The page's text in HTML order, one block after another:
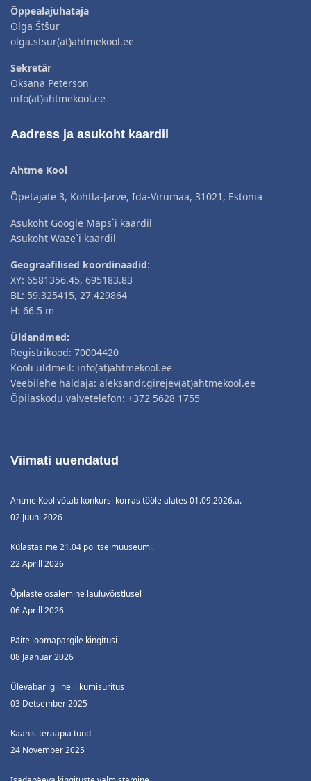
Õppealajuhataja
Olga Štšur
olga.stsur(at)ahtmekool.ee
Sekretär
Oksana Peterson
info(at)ahtmekool.ee
Aadress ja asukoht kaardil
Ahtme Kool
Õpetajate 3, Kohtla-Järve, Ida-Virumaa, 31021, Estonia
Asukoht Google Maps`i kaardil
Asukoht Waze`i kaardil
Geograafilised koordinaadid:
XY: 6581356.45, 695183.83
BL: 59.325415, 27.429864
H: 66.5 m
Üldandmed:
Registrikood: 70004420
Kooli üldmeil: info(at)ahtmekool.ee
Veebilehe haldaja: aleksandr.girejev(at)ahtmekool.ee
Õpilaskodu valvetelefon: +372 5628 1755
Viimati uuendatud
Ahtme Kool võtab konkursi korras tööle alates 01.09.2026.a.
02 Juuni 2026
Külastasime 21.04 politseimuuseumi.
22 Aprill 2026
Õpilaste osalemine lauluvõistlusel
06 Aprill 2026
Päite loomapargile kingitusi
08 Jaanuar 2026
Ülevabariigiline liikumisüritus
03 Detsember 2025
Kaanis-teraapia tund
24 November 2025